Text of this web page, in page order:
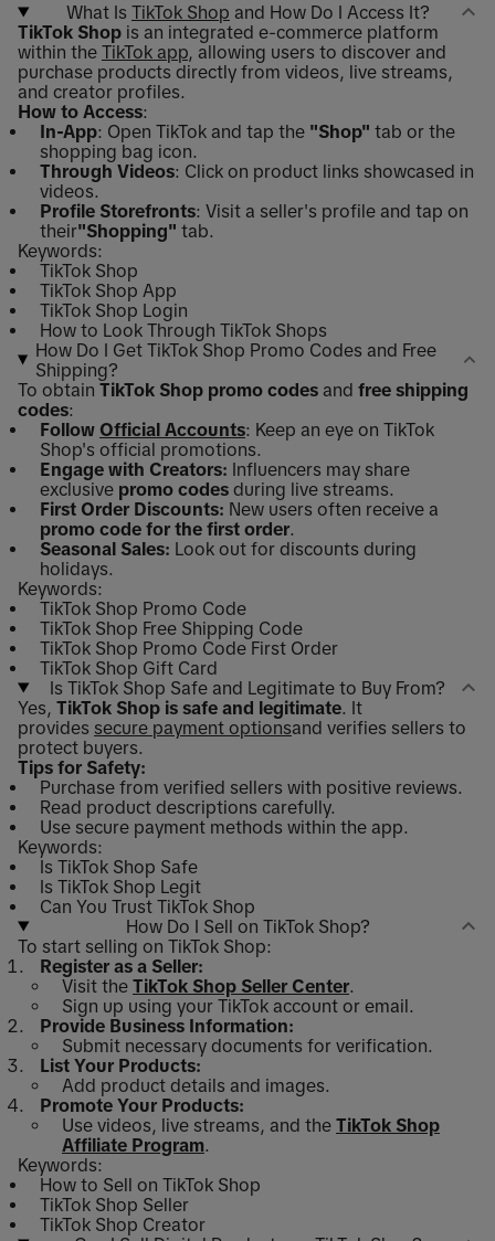
What Is TikTok Shop and How Do I Access It?
TikTok Shop is an integrated e-commerce platform
within the TikTok app, allowing users to discover and
purchase products directly from videos, live streams,
and creator profiles.
How to Access:
In-App: Open TikTok and tap the "Shop" tab or the
shopping bag icon.
Through Videos: Click on product links showcased in
videos.
Profile Storefronts: Visit a seller's profile and tap on
their"Shopping" tab.
Keywords:
TikTok Shop
TikTok Shop App
TikTok Shop Login
How to Look Through TikTok Shops
How Do I Get TikTok Shop Promo Codes and Free
Shipping?
To obtain TikTok Shop promo codes and free shipping
codes:
Follow Official Accounts: Keep an eye on TikTok
Shop's official promotions.
Engage with Creators: Influencers may share
exclusive promo codes during live streams.
First Order Discounts: New users often receive a
promo code for the first order.
Seasonal Sales: Look out for discounts during
holidays.
Keywords:
TikTok Shop Promo Code
TikTok Shop Free Shipping Code
TikTok Shop Promo Code First Order
TikTok Shop Gift Card
Is TikTok Shop Safe and Legitimate to Buy From?
Yes, TikTok Shop is safe and legitimate. It
provides secure payment optionsand verifies sellers to
protect buyers.
Tips for Safety:
Purchase from verified sellers with positive reviews.
Read product descriptions carefully.
Use secure payment methods within the app.
Keywords:
Is TikTok Shop Safe
Is TikTok Shop Legit
Can You Trust TikTok Shop
How Do I Sell on TikTok Shop?
To start selling on TikTok Shop:
Register as a Seller:
Visit the TikTok Shop Seller Center.
Sign up using your TikTok account or email.
Provide Business Information:
Submit necessary documents for verification.
List Your Products:
Add product details and images.
Promote Your Products:
Use videos, live streams, and the TikTok Shop
Affiliate Program.
Keywords:
How to Sell on TikTok Shop
TikTok Shop Seller
TikTok Shop Creator